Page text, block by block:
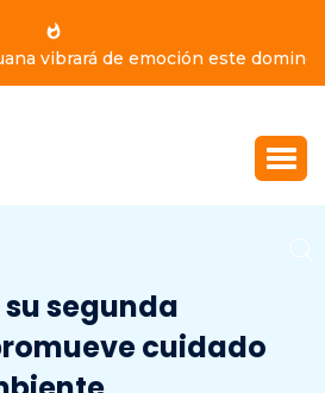
vibrará de emoción este domingo
Eddy Herrera y Bulín 47
segunda
cuidado